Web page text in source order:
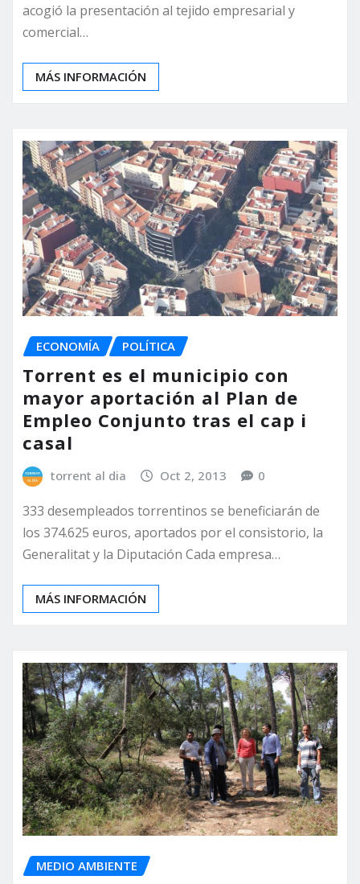
acogió la presentación al tejido empresarial y
comercial…
MÁS INFORMACIÓN
ECONOMÍA POLÍTICA
Torrent es el municipio con
mayor aportación al Plan de
Empleo Conjunto tras el cap i
casal
torrent al dia Oct 2, 2013 0
333 desempleados torrentinos se beneficiarán de
los 374.625 euros, aportados por el consistorio, la
Generalitat y la Diputación Cada empresa…
MÁS INFORMACIÓN
MEDIO AMBIENTE